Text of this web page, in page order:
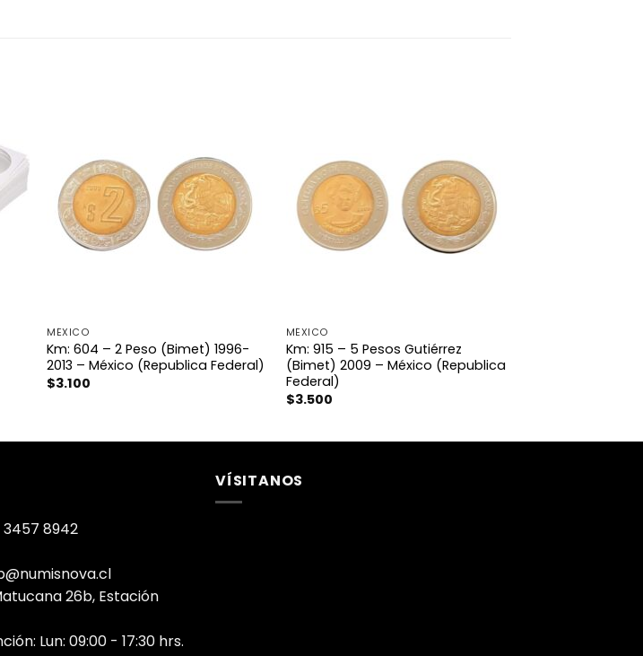
MÉXICO
Km: 604 – 2 Peso (Bimet) 1996-
2013 – México (Republica Federal)
$3.100
MÉXICO
Km: 915 – 5 Pesos Gutiérrez
(Bimet) 2009 – México (Republica
Federal)
$3.500
3457 8942
26b, Estación
Lun: 09:00 - 17:30 hrs.
VÍSITANOS